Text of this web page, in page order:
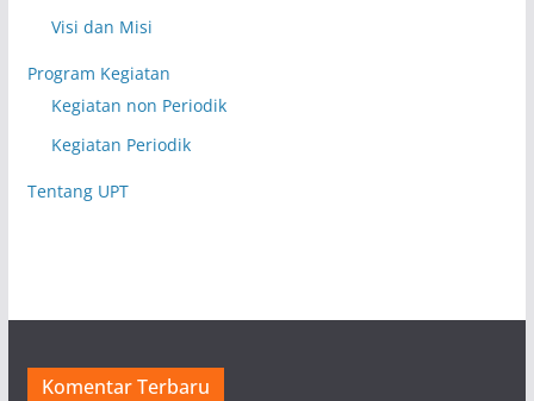
Visi dan Misi
Program Kegiatan
Kegiatan non Periodik
Kegiatan Periodik
Tentang UPT
Komentar Terbaru